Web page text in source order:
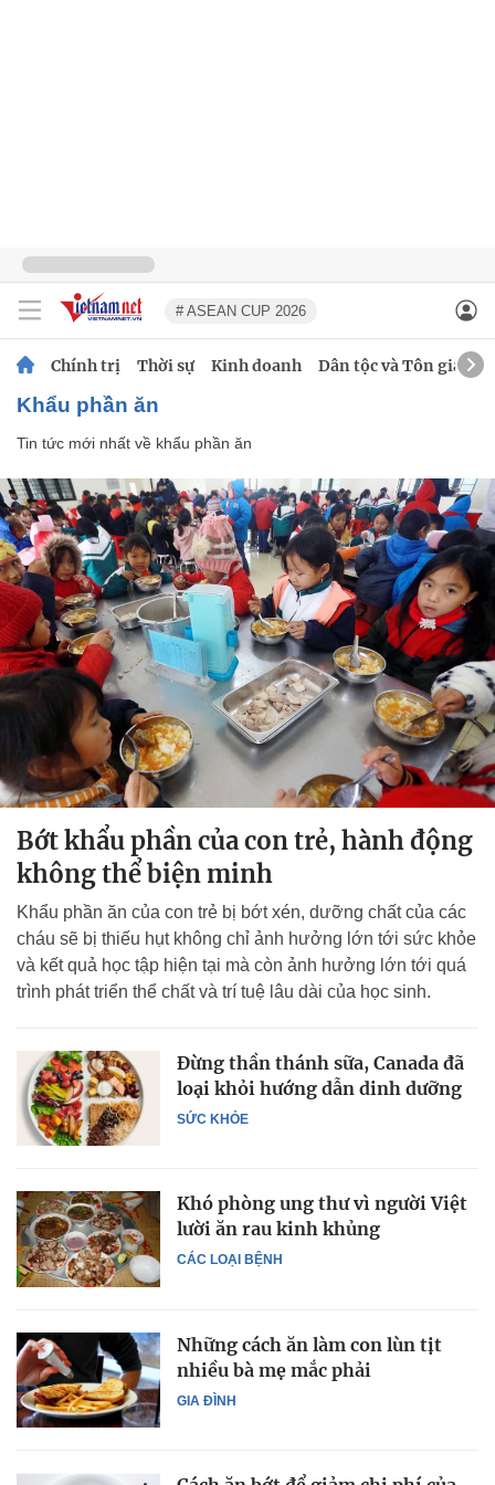
# ASEAN CUP 2026
Chính trị Thời sự Kinh doanh Dân tộc và Tôn giáo
khẩu phần ăn
Tin tức mới nhất về khẩu phần ăn
Bớt khẩu phần của con trẻ, hành động
không thể biện minh
Khẩu phần ăn của con trẻ bị bớt xén, dưỡng chất của các
cháu sẽ bị thiếu hụt không chỉ ảnh hưởng lớn tới sức khỏe
và kết quả học tập hiện tại mà còn ảnh hưởng lớn tới quá
trình phát triển thể chất và trí tuệ lâu dài của học sinh.
SỨC KHỎE
Đừng thần thánh sữa, Canada đã
loại khỏi hướng dẫn dinh dưỡng
CÁC LOẠI BỆNH
Khó phòng ung thư vì người Việt
lười ăn rau kinh khủng
GIA ĐÌNH
Những cách ăn làm con lùn tịt
nhiều bà mẹ mắc phải